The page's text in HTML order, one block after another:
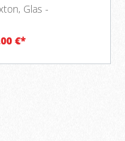
Glas -
€*